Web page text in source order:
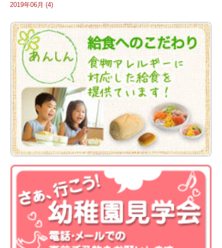
2019年06月 (4)